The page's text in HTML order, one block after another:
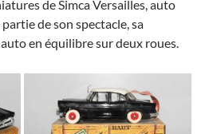
de Simca Versailles, auto
de son spectacle, sa
en équilibre sur deux roues.